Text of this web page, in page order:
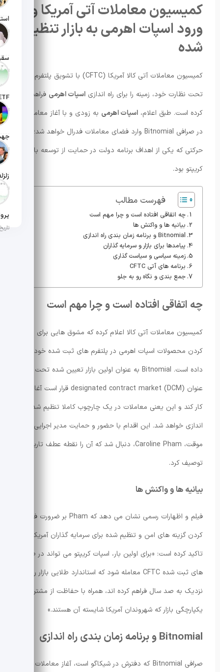
تاریخ
تاریخ
تاریخ
تاریخ
تاریخ
تاریخ
کمیسیون معاملات آتی آمریکا و
ورود اسپات اهرمی به بازار تنظیم
شده
کمیسیون معاملات آتی کالا آمریکا (CFTC) با تشویق پلتفرم های
تحت نظارت خود، زمینه را برای راه اندازی اسپات اهرمی فراهم
کرده است. طبق اعلام، اسپات اهرمی به زودی و با آغاز معاملات
در صرافی Bitnomial وارد فضای معاملات فدرال خواهد شد؛
حرکتی که یکی از اهداف برنامه دولت در حمایت از توسعه بازار
کریپتو بود.
فهرست مطالب
چه اتفاقی افتاده است و چرا مهم است
بیانیه ها و واکنش ها
Bitnomial و برنامه زمان بندی راه اندازی
پیامدها برای بازار و سرمایه گذاران
زمینه سیاسی و سیاست گذاری
برنامه های آتی CFTC
جمع بندی و نگاه رو به جلو
چه اتفاقی افتاده است و چرا مهم است
کمیسیون معاملات آتی کالا اعلام کرده که مشوق هایی برای باز
کردن محصولات اسپات اهرمی در پلتفرم های ثبت شده خود ارائه
داده است. Bitnomial به عنوان اولین بازار تعیین شده تحت
عنوان designated contract market (DCM) قرار است آغاز به
کار کند و این یعنی معاملات در یک چارچوب کاملا تنظیم شده راه
اندازی خواهد شد. این اقدام با حضور و حمایت مدیر اجرایی
موقت، Caroline Pham، دنبال شد که آن را نقطه عطف تاریخی
توصیف کرد.
بیانیه ها و واکنش ها
فیلم و اظهارات رسمی نشان می دهد که Pham بر ضرورت فراهم
کردن گزینه های امن و تنظیم شده برای سرمایه گذاران آمریکایی
تاکید کرده است: «برای اولین بار، اسپات کریپتو می تواند در صرافی
های ثبت شده CFTC معامله شود که استاندارد طلایی بازار را برای
نزدیک به صد سال فراهم کرده اند، همراه با حفاظت از مشتری و
یکپارچگی بازار که شهروندان آمریکا شایسته آن هستند.»
Bitnomial و برنامه زمان بندی راه اندازی
صرافی Bitnomial که دفترش در شیکاگو است، آغاز معاملات را